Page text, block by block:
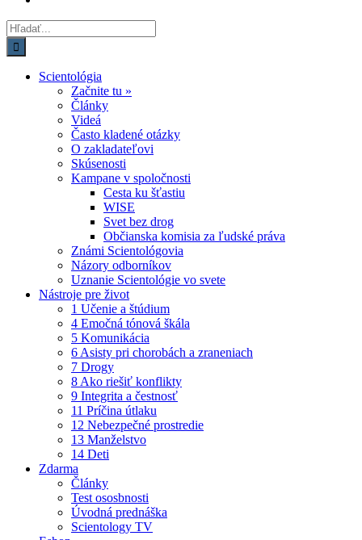
Hľadať:
Scientológia
Začnite tu »
Články
Videá
Často kladené otázky
O zakladateľovi
Skúsenosti
Kampane v spoločnosti
Cesta ku šťastiu
WISE
Svet bez drog
Občianska komisia za ľudské práva
Známi Scientológovia
Názory odborníkov
Uznanie Scientológie vo svete
Nástroje pre život
1 Učenie a štúdium
4 Emočná tónová škála
5 Komunikácia
6 Asisty pri chorobách a zraneniach
7 Drogy
8 Ako riešiť konflikty
9 Integrita a čestnosť
11 Príčina útlaku
12 Nebezpečné prostredie
13 Manželstvo
14 Deti
Zdarma
Články
Test ososbnosti
Úvodná prednáška
Scientology TV